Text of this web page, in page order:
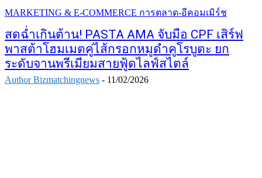
MARKETING & E-COMMERCE การตลาด-อีคอมเมิร์ช
สดฉ่ำเกินต้าน! PASTA AMA จับมือ CPF เสิร์ฟ
พาสต้าโฮมเมตคู่ไส้กรอกหมูดำคูโรบูตะ ยก
ระดับจานพรีเมียมสายฟู้ดไลฟ์สไตล์
Author Bizmatchingnews - 11/02/2026